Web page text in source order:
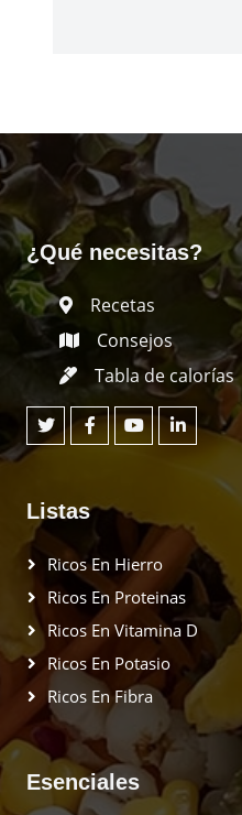
¿Qué necesitas?
Recetas
Consejos
Tabla de calorías
Listas
Ricos En Hierro
Ricos En Proteinas
Ricos En Vitamina D
Ricos En Potasio
Ricos En Fibra
Esenciales